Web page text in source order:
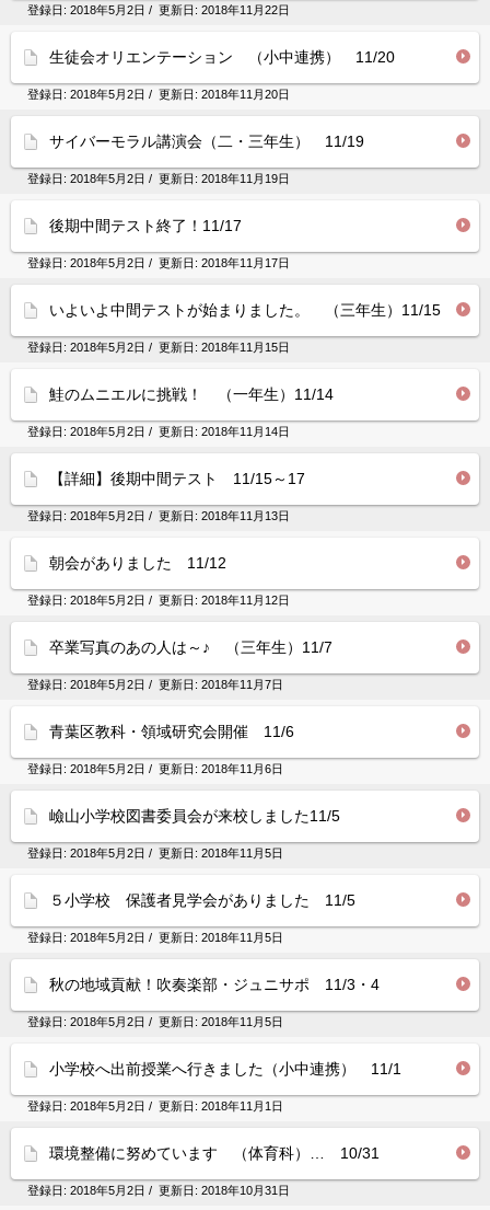
登録日: 2018年5月2日 / 更新日: 2018年11月22日
生徒会オリエンテーション （小中連携） 11/20
登録日: 2018年5月2日 / 更新日: 2018年11月20日
サイバーモラル講演会（二・三年生） 11/19
登録日: 2018年5月2日 / 更新日: 2018年11月19日
後期中間テスト終了！11/17
登録日: 2018年5月2日 / 更新日: 2018年11月17日
いよいよ中間テストが始まりました。 （三年生）11/15
登録日: 2018年5月2日 / 更新日: 2018年11月15日
鮭のムニエルに挑戦！ （一年生）11/14
登録日: 2018年5月2日 / 更新日: 2018年11月14日
【詳細】後期中間テスト 11/15～17
登録日: 2018年5月2日 / 更新日: 2018年11月13日
朝会がありました 11/12
登録日: 2018年5月2日 / 更新日: 2018年11月12日
卒業写真のあの人は～♪ （三年生）11/7
登録日: 2018年5月2日 / 更新日: 2018年11月7日
青葉区教科・領域研究会開催 11/6
登録日: 2018年5月2日 / 更新日: 2018年11月6日
嶮山小学校図書委員会が来校しました11/5
登録日: 2018年5月2日 / 更新日: 2018年11月5日
５小学校 保護者見学会がありました 11/5
登録日: 2018年5月2日 / 更新日: 2018年11月5日
秋の地域貢献！吹奏楽部・ジュニサポ 11/3・4
登録日: 2018年5月2日 / 更新日: 2018年11月5日
小学校へ出前授業へ行きました（小中連携） 11/1
登録日: 2018年5月2日 / 更新日: 2018年11月1日
環境整備に努めています （体育科）… 10/31
登録日: 2018年5月2日 / 更新日: 2018年10月31日